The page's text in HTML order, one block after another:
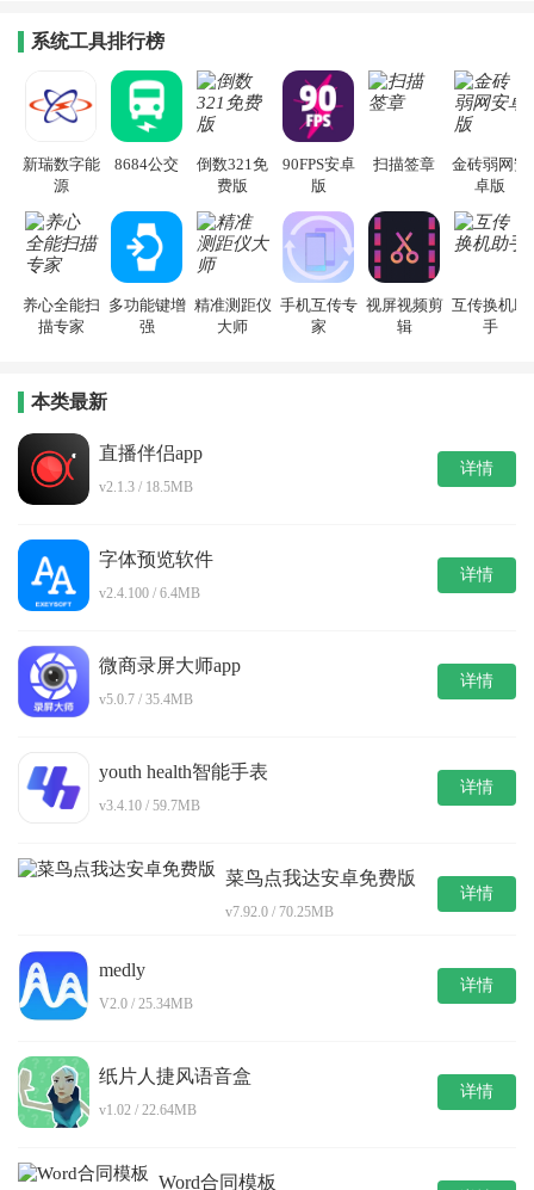
系统工具排行榜
新瑞数字能
源
8684公交
倒数321免
费版
90FPS安卓
版
扫描签章
金砖弱网安
卓版
养心全能扫
描专家
多功能键增
强
精准测距仪
大师
手机互传专
家
视屏视频剪
辑
互传换机助
手
本类最新
直播伴侣app
v2.1.3 / 18.5MB
详情
字体预览软件
v2.4.100 / 6.4MB
详情
微商录屏大师app
v5.0.7 / 35.4MB
详情
youth health智能手表
v3.4.10 / 59.7MB
详情
菜鸟点我达安卓免费版
v7.92.0 / 70.25MB
详情
medly
V2.0 / 25.34MB
详情
纸片人捷风语音盒
v1.02 / 22.64MB
详情
Word合同模板